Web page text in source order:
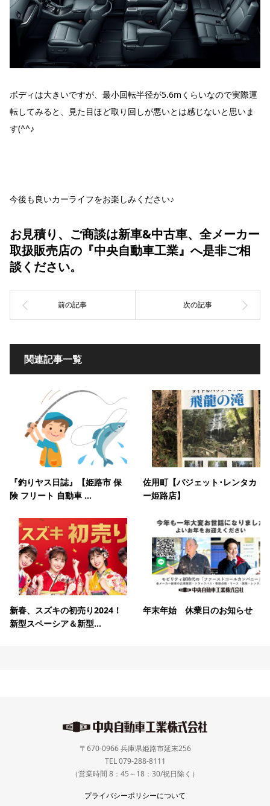
ボディは大きいですが、最小回転半径が5.6mくらいなので実際運
転してみると、見た目ほど取り回しが悪いとは感じないと思いま
す(^^♪
今後も良いカーライフをお楽しみください♪
お見積り、ご商談は新車&中古車、全メーカー
取扱販売店の『中央自動車工業』へ是非ご相
談ください。
関連記事一覧
『釣りヤス日誌』【姫路市 保
険 フリート 自動車 ...
佐用町【バジェット･レンタカ
ー姫路店】
新春、スズキの初売り2024！
新型スペーシア＆新型...
年末年始 休業日のお知らせ
〒670-0966 兵庫県姫路市延末256
TEL 079-288-8111
（営業時間 8：45～18：30/祝日除く）
プライバシーポリシーについて